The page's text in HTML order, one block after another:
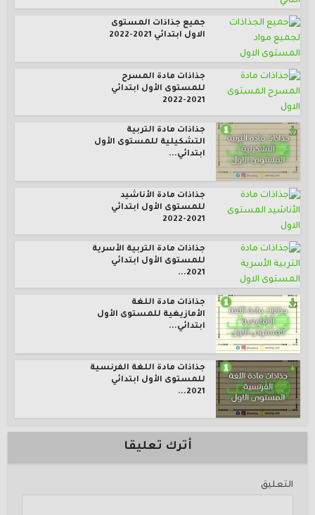
جميع جذاذات المستوى
الاول ابتدائي 2021-2022
جذاذات مادة المسرح
للمستوى الأول ابتدائي
2021-2022
جذاذات مادة التربية
التشكيلية للمستوى الأول
ابتدائي...
جذاذات مادة الأناشيد
للمستوى الأول ابتدائي
2021-2022
جذاذات مادة التربية الأسرية
للمستوى الأول ابتدائي
2021...
جذاذات مادة اللغة
الأمازيغية للمستوى الأول
ابتدائي...
جذاذات مادة اللغة الفرنسية
للمستوى الأول ابتدائي
2021...
أترك تعليقا
التعليق